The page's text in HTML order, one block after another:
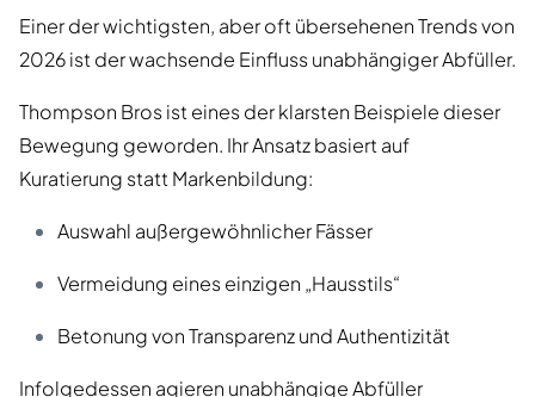
Einer der wichtigsten, aber oft übersehenen Trends von
2026 ist der wachsende Einfluss unabhängiger Abfüller.
Thompson Bros ist eines der klarsten Beispiele dieser
Bewegung geworden. Ihr Ansatz basiert auf
Kuratierung statt Markenbildung:
Auswahl außergewöhnlicher Fässer
Vermeidung eines einzigen „Hausstils“
Betonung von Transparenz und Authentizität
Infolgedessen agieren unabhängige Abfüller